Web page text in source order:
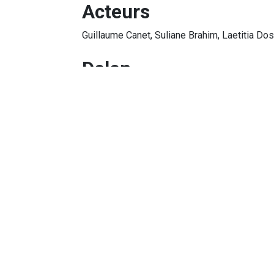
Acteurs
Guillaume Canet, Suliane Brahim, Laetitia
Delen